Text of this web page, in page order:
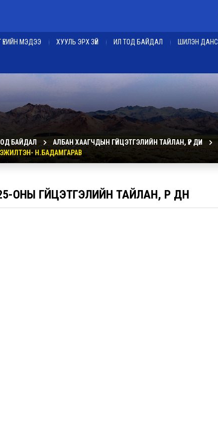
ҮЕИЙН МЭДЭЭ ХУУЛЬ ЭРХ ЗҮЙ ИЛ ТОД БАЙДАЛ ШИЛЭН ДАНС
БАЙДАЛ АЛБАН ХААГЧДЫН ГҮЙЦЭТГЭЛИЙН ТАЙЛАН, ҮР ДҮН
Н.БАДАМГАРАВ
ОНЫ ГҮЙЦЭТГЭЛИЙН ТАЙЛАН, ҮР ДҮН